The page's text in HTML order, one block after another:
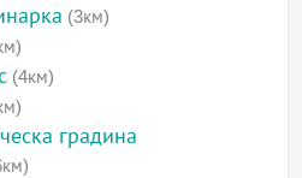
(3км)
(4км)
градина